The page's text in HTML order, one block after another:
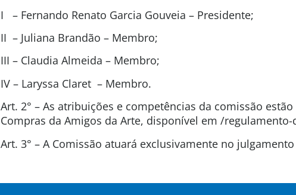
I – Fernando Renato Garcia Gouveia – Presidente;
II – Juliana Brandão – Membro;
III – Claudia Almeida – Membro;
IV – Laryssa Claret – Membro.
Art. 2° – As atribuições e competências da comissão
Compras da Amigos da Arte, disponível em /
Art. 3° – A Comissão atuará exclusivamente no